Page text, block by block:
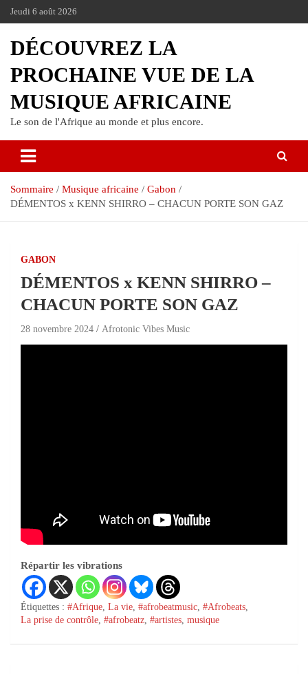
Jeudi 6 août 2026
DÉCOUVREZ LA
PROCHAINE VUE DE LA
MUSIQUE AFRICAINE
Le son de l'Afrique au monde et plus encore.
Sommaire Musique africaine
Gabon
DÉMENTOS x KENN SHIRRO – CHACUN PORTE SON GAZ
GABON
DÉMENTOS x KENN SHIRRO –
CHACUN PORTE SON GAZ
28 novembre 2024 Afrotonic Vibes Music
Répartir les vibrations
Étiquettes : #Afrique, La vie, #afrobeatmusic, #Afrobeats,
La prise de contrôle, #afrobeatz, #artistes, musique